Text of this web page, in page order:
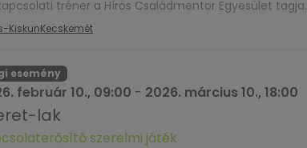
tréner a Hírös Családmentor Egyesület tagja.
KiskunKecskemét
esemény
február 10., 09:00 - 2026. március 10., 18:00
lak
szerelmi játék